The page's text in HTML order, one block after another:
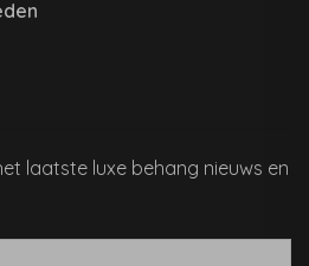
laatste luxe behang nieuws en